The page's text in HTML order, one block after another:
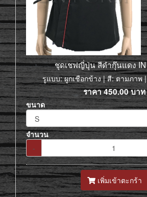
ชุดเชฟญี่ปุ่น สีดำกุ๊นแดง IN
รูแบบ: ผูกเชือกข้าง | สี: ตามภาพ
ราคา450.00บาท
ขนาด
จำนวน
-
เพิ่มเข้าตะกร้า